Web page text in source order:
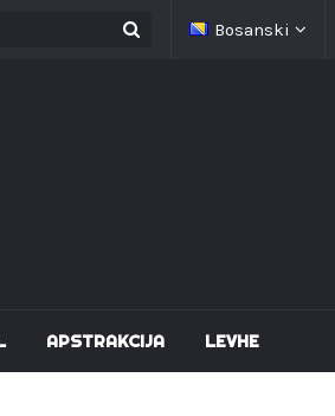
Bosanski
APSTRAKCIJA LEVHE